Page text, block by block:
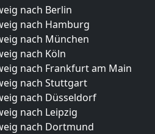
nach Berlin
nach Hamburg
nach München
nach Köln
nach Frankfurt am Main
nach Stuttgart
nach Düsseldorf
nach Leipzig
nach Dortmund